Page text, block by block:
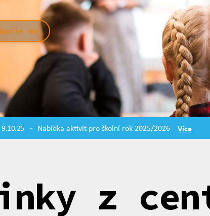
nás
9.10.25 - Nabídka aktivit pro školní rok 2025/2026 Více
z